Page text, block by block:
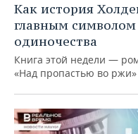
Как история
главным символом
одиночества
Книга этой недели —
«Над пропастью во ржи»